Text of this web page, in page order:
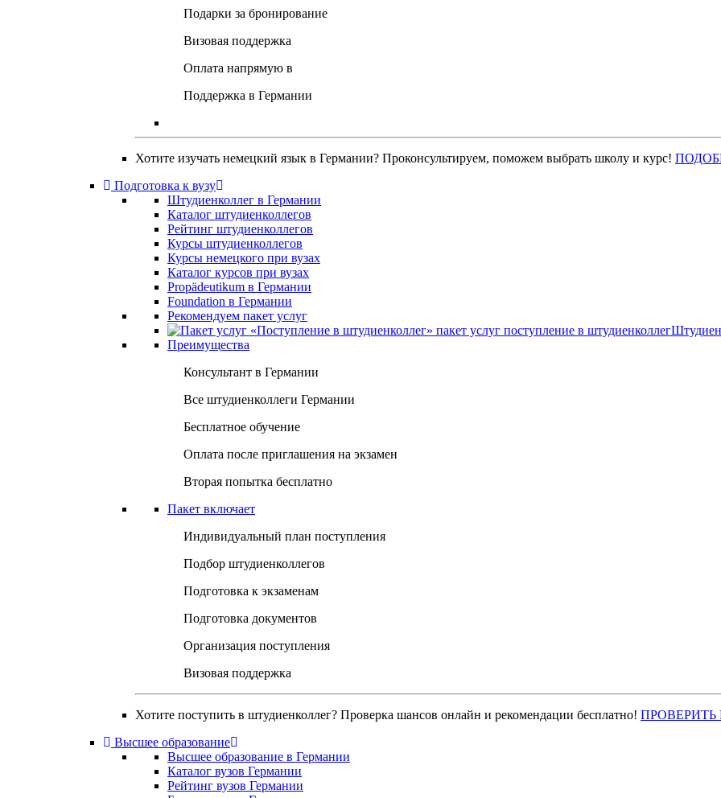
Подарки за бронирование
Визовая поддержка
Оплата напрямую в
Поддержка в Германии
Хотите изучать немецкий язык в Германии? Проконсультируем, поможем выбрать школу и курс!
Подготовка к вузу
Штудиенколлег в Германии
Каталог штудиенколлегов
Рейтинг штудиенколлегов
Курсы штудиенколлегов
Курсы немецкого при вузах
Каталог курсов при вузах
Propädeutikum в Германии
Foundation в Германии
Рекомендуем пакет услуг
Преимущества
Консультант в Германии
Все штудиенколлеги Германии
Бесплатное обучение
Оплата после приглашения на экзамен
Вторая попытка бесплатно
Пакет включает
Индивидуальный план поступления
Подбор штудиенколлегов
Подготовка к экзаменам
Подготовка документов
Организация поступления
Визовая поддержка
Хотите поступить в штудиенколлег? Проверка шансов онлайн и рекомендации бесплатно!
Высшее образование
Высшее образование в Германии
Каталог вузов Германии
Рейтинг вузов Германии